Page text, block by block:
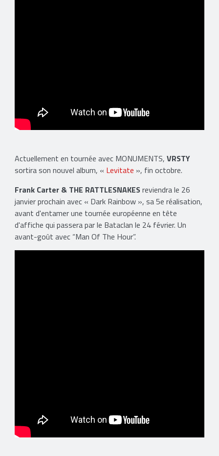
Actuellement en tournée avec MONUMENTS, VRSTY
sortira son nouvel album, « Levitate », fin octobre.
Frank Carter & THE RATTLESNAKESreviendra le 26
janvier prochain avec « Dark Rainbow », sa 5e réalisation,
avant d'entamer une tournée européenne en tête
d'affiche qui passera par le Bataclan le 24 février. Un
avant-goût avec “Man Of The Hour”.